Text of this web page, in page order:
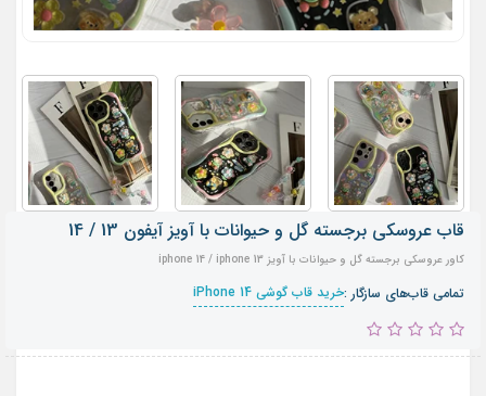
قاب عروسکی برجسته گل و حیوانات با آویز آیفون 13 / 14
کاور عروسکی برجسته گل و حیوانات با آویز iphone 14 / iphone 13
تمامی قاب‌های سازگار :خرید قاب گوشی iPhone 14